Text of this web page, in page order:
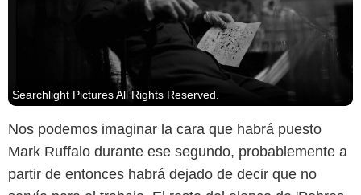
Searchlight Pictures All Rights Reserved.
Nos podemos imaginar la cara que habrá puesto
Mark Ruffalo durante ese segundo, probablemente a
partir de entonces habrá dejado de decir que no